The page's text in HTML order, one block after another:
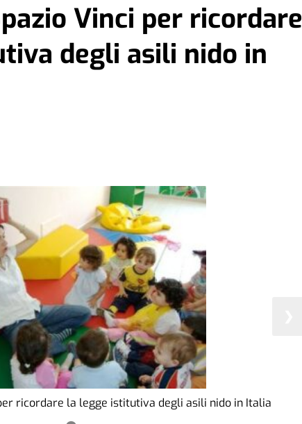
Vinci per ricordare
degli asili nido in
ricordare la legge istitutiva degli asili nido in Italia